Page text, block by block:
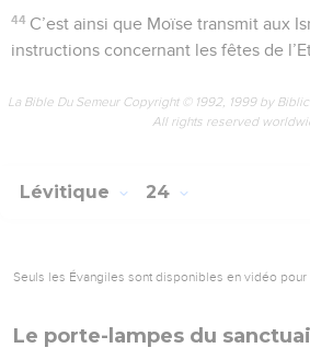
8 —Vous compterez sept années de
ans, c’est-à-dire une période de
vous ferez retentir le son du cor à
ses habitants. Ce sera pour vous
11 La cinquantième année sera donc
que les champs auront produit d’eux-